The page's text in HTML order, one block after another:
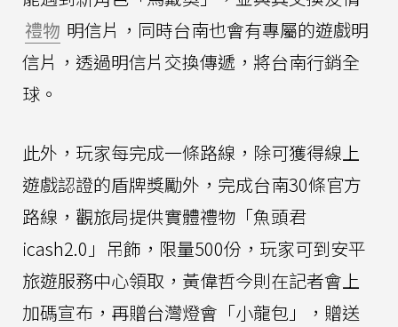
禮物 明信片，同時台南也會有專屬的遊戲明
信片，透過明信片交換傳遞，將台南行銷全
球。
此外，玩家每完成一條路線，除可獲得線上
遊戲認證的盾牌獎勵外，完成台南30條官方
路線，觀旅局提供實體禮物「魚頭君
icash2.0」吊飾，限量500份，玩家可到安平
旅遊服務中心領取，黃偉哲今則在記者會上
加碼宣布，再贈台灣燈會「小龍包」，贈送